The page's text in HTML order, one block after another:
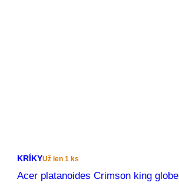
KRÍKYUž len 1 ks
Acer platanoides Crimson king globe